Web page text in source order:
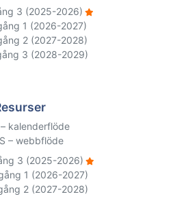
3 (2025-2026)
1 (2026-2027)
2 (2027-2028)
3 (2028-2029)
kalenderflöde
– webbflöde
3 (2025-2026)
1 (2026-2027)
2 (2027-2028)